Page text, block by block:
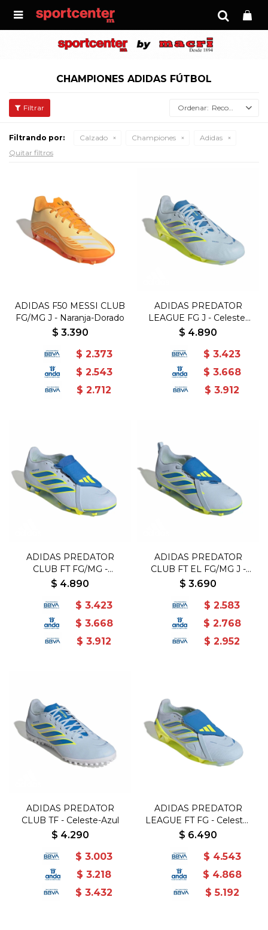

CHAMPIONES ADIDAS FÚTBOL
Recomendados
Filtrando por: Calzado Championes
Adidas
Quitar filtros
ADIDAS F50 MESSI CLUB
FG/MG J - Naranja-Dorado
$ 3.390
$ 2.373
$ 2.543
$ 2.712
ADIDAS PREDATOR
LEAGUE FG J - Celeste-
Azul
$ 4.890
$ 3.423
$ 3.668
$ 3.912
ADIDAS PREDATOR
CLUB FT FG/MG -
Celeste-Azul
$ 4.890
$ 3.423
$ 3.668
$ 3.912
ADIDAS PREDATOR
CLUB FT EL FG/MG J -
Celeste-Azul
$ 3.690
$ 2.583
$ 2.768
$ 2.952
ADIDAS PREDATOR
CLUB TF - Celeste-Azul
$ 4.290
$ 3.003
$ 3.218
$ 3.432
ADIDAS PREDATOR
LEAGUE FT FG - Celeste-
Azul
$ 6.490
$ 4.543
$ 4.868
$ 5.192